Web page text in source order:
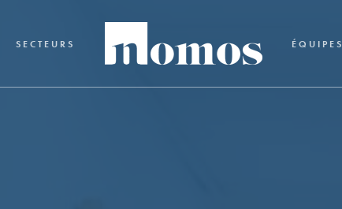
SECTEURS ÉQUIPES